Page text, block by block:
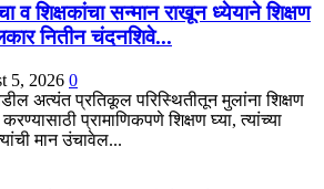
व शिक्षकांचा सन्मान राखून ध्येयाने शिक्षण
नितीन चंदनशिवे...
5, 2026 0
अत्यंत प्रतिकूल परिस्थितीतून मुलांना शिक्षण
प्रामाणिकपणे शिक्षण घ्या, त्यांच्या
मान उंचावेल...